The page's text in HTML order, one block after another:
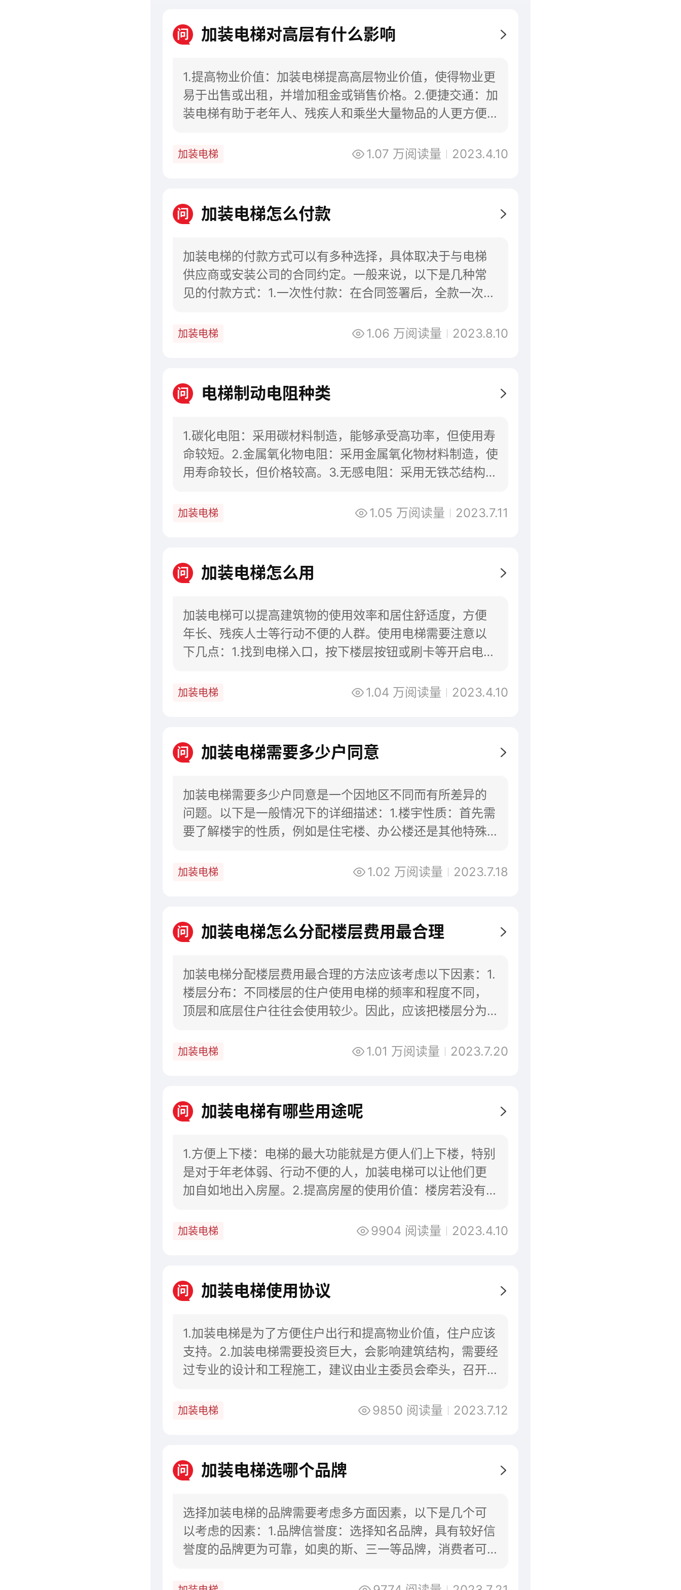
问 加装电梯对高层有什么影响
1.提高物业价值：加装电梯提高高层物业价值，使得物业更
易于出售或出租，并增加租金或销售价格。2.便捷交通：加
装电梯有助于老年人、残疾人和乘坐大量物品的人更方便
加装电梯 1.07 万阅读量 2023.4.10
问 加装电梯怎么付款
加装电梯的付款方式可以有多种选择，具体取决于与电梯
供应商或安装公司的合同约定。一般来说，以下是几种常
见的付款方式：1.一次性付款：在合同签署后，全款一次性
加装电梯 1.06 万阅读量 2023.8.10
问 电梯制动电阻种类
1.碳化电阻：采用碳材料制造，能够承受高功率，但使用寿
命较短。2.金属氧化物电阻：采用金属氧化物材料制造，使
用寿命较长，但价格较高。3.无感电阻：采用无铁芯结构，
加装电梯 1.05 万阅读量 2023.7.11
问 加装电梯怎么用
加装电梯可以提高建筑物的使用效率和居住舒适度，方便
年长、残疾人士等行动不便的人群。使用电梯需要注意以
下几点：1.找到电梯入口，按下楼层按钮或刷卡等开启电梯
加装电梯 1.04 万阅读量 2023.4.10
问 加装电梯需要多少户同意
加装电梯需要多少户同意是一个因地区不同而有所差异的
问题。以下是一般情况下的详细描述：1.楼宇性质：首先需
要了解楼宇的性质，例如是住宅楼、办公楼还是其他特殊
加装电梯 1.02 万阅读量 2023.7.18
问 加装电梯怎么分配楼层费用最合理
加装电梯分配楼层费用最合理的方法应该考虑以下因素：1.
楼层分布：不同楼层的住户使用电梯的频率和程度不同，
顶层和底层住户往往会使用较少。因此，应该把楼层分为
加装电梯 1.01 万阅读量 2023.7.20
问 加装电梯有哪些用途呢
1.方便上下楼：电梯的最大功能就是方便人们上下楼，特别
是对于年老体弱、行动不便的人，加装电梯可以让他们更
加自如地出入房屋。2.提高房屋的使用价值：楼房若没有电
加装电梯 9904 阅读量 2023.4.10
问 加装电梯使用协议
1.加装电梯是为了方便住户出行和提高物业价值，住户应该
支持。2.加装电梯需要投资巨大，会影响建筑结构，需要经
过专业的设计和工程施工，建议由业主委员会牵头，召开
加装电梯 9850 阅读量 2023.7.12
问 加装电梯选哪个品牌
选择加装电梯的品牌需要考虑多方面因素，以下是几个可
以考虑的因素：1.品牌信誉度：选择知名品牌，具有较好信
誉度的品牌更为可靠，如奥的斯、三一等品牌，消费者可